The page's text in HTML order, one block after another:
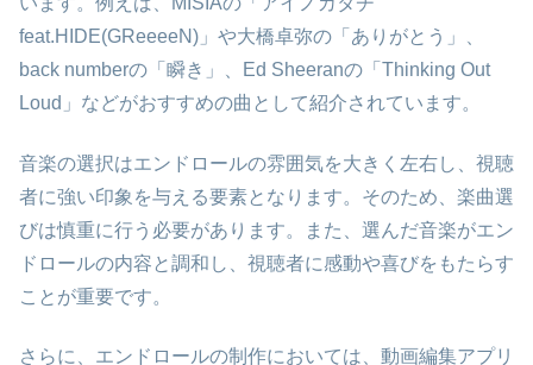
feat.HIDE(GReeeeN)」や大橋卓弥の「ありがとう」、
back numberの「瞬き」、Ed Sheeranの「Thinking Out
Loud」などがおすすめの曲として紹介されています。
音楽の選択はエンドロールの雰囲気を大きく左右し、視聴
者に強い印象を与える要素となります。そのため、楽曲選
びは慎重に行う必要があります。また、選んだ音楽がエン
ドロールの内容と調和し、視聴者に感動や喜びをもたらす
ことが重要です。
さらに、エンドロールの制作においては、動画編集アプリ